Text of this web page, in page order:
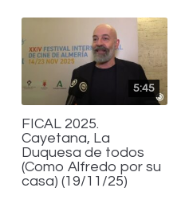
5:45
FICAL 2025.
Cayetana, La
Duquesa de todos
(Como Alfredo por su
casa) (19/11/25)